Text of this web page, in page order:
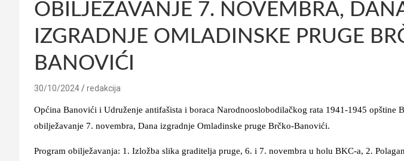
OBILJEŽAVANJE 7. NOVEMBRA,
IZGRADNJE OMLADINSKE PRUGE
BANOVIĆI
30/10/2024 redakcija
Općina Banovići i Udruženje antifašista i boraca Narodnooslobodilačkog rata 1941-1945 opštine
obilježavanje 7. novembra, Dana izgradnje Omladinske pruge Brčko-Banovići.
Program obilježavanja: 1. Izložba slika graditelja pruge, 6. i 7. novembra u holu BKC-a, 2.